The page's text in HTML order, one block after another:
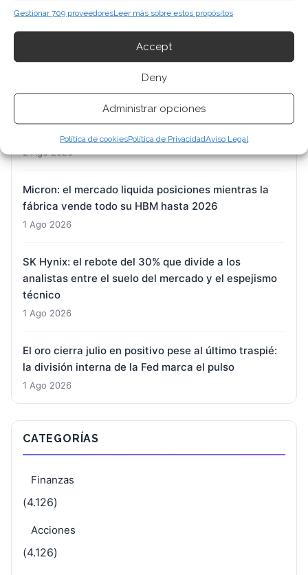
Gestionar 709 proveedoresLeer más sobre estos propósitos
Accept
Deny
Administrar opciones
Política de cookiesPolítica de PrivacidadAviso Legal
El MSCI World ETF cierra una semana de doble filo:
la Fed agita los cimientos y la nube tecnológica
sostiene el índice
Nvidia: el rebote que reconcilia dos narrativas
opuestas
2 Ago 2026
Micron: el mercado liquida posiciones mientras la
fábrica vende todo su HBM hasta 2026
1 Ago 2026
SK Hynix: el rebote del 30% que divide a los
analistas entre el suelo del mercado y el espejismo
técnico
1 Ago 2026
El oro cierra julio en positivo pese al último traspié:
la división interna de la Fed marca el pulso
1 Ago 2026
CATEGORÍAS
Finanzas
(4.126)
Acciones
(4.126)